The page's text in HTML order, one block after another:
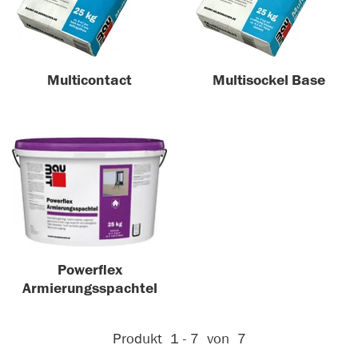
Multicontact Multisockel Base
Powerflex
Armierungsspachtel
Aktive Filter:
Produkt 1 - 7 von 7